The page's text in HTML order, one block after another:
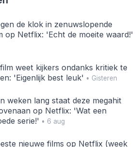
de klok in zenuwslopende
op Netflix: 'Echt de moeite waard!'
weet kijkers ondanks kritiek te
'Eigenlijk best leuk' • Gisteren
weken lang staat deze megahit
op Netflix: 'Wat een
serie!' • 6 aug
nieuwe films op Netflix (week